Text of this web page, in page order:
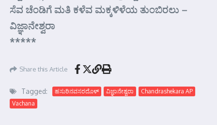
ಸೆವ ಚೆಂಡಿಗೆ ಮತಿ ಕಳೆವ ಮಕ್ಕಳಿಳೆಯ ತುಂಬಿರಲು –
ವಿಜ್ಞಾನೇಶ್ವರಾ
*****
Share this Article
Tagged: ಹಸುರಿನವಸರದೊಳ್ ವಿಜ್ಞಾನೇಶ್ವರಾ
Chandrashekara AP
Vachana